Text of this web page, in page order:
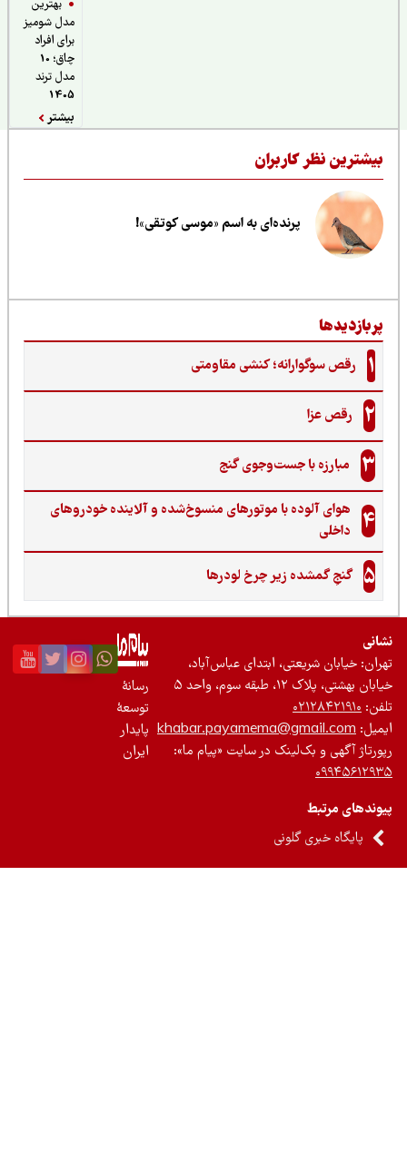
بهترین
مدل شومیز
برای افراد
چاق؛ 10
مدل ترند
نظر کاربران
پرنده‌ای به اسم «موسی کوتقی»!
رقص سوگوارانه؛ کنشی مقاومتی
رقص عزا
مبارزه با جست‌وجوی گنج‌
هوای آلوده با موتورهای منسوخ‌شده و آلاینده خودروهای
داخلی
گنجِ گمشده زیر چرخ لودرها
خیابان شریعتی، ابتدای عباس‌آباد،
بهشتی، پلاک ۱۲، طبقه سوم، واحد ۵
۰۲۱۲۸۴۲۱۹۱۰
khabar.payamema@gmail.com
آگهی و بک‌لینک در سایت «پیام ما»:
مرتبط
پایگاه خبری گلونی
رسانۀ
توسعۀ
پایدار
ایران